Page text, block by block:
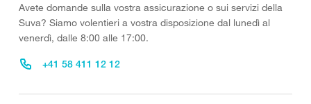
Avete domande sulla vostra assicurazione o sui servizi della
Suva? Siamo volentieri a vostra disposizione dal lunedì al
venerdì, dalle 8:00 alle 17:00.
+41 58 411 12 12